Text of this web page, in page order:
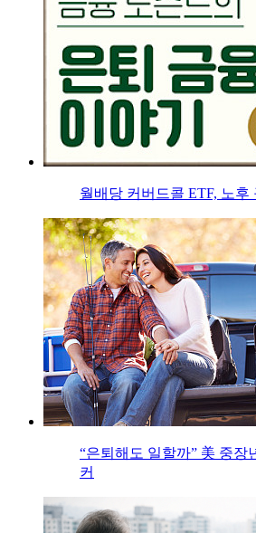
월배당 커버드콜 ETF, 노후
“은퇴해도 일할까” 美 중장
커